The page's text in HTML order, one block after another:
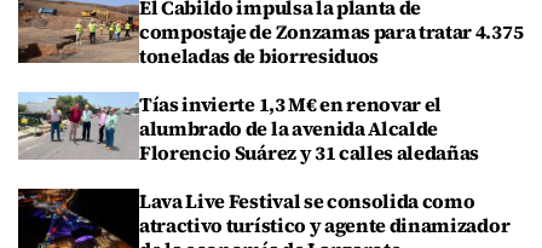
El Cabildo impulsa la planta de
compostaje de Zonzamas para tratar 4.375
toneladas de biorresiduos
Tías invierte 1,3 M€ en renovar el
alumbrado de la avenida Alcalde
Florencio Suárez y 31 calles aledañas
Lava Live Festival se consolida como
atractivo turístico y agente dinamizador